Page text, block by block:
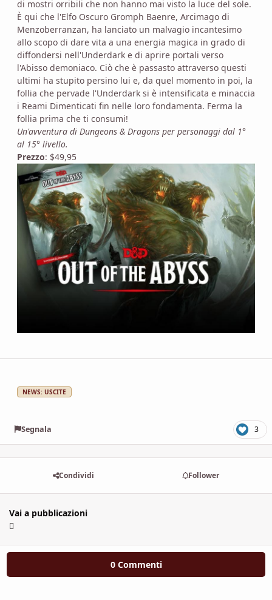
di mostri orribili che non hanno mai visto la luce del sole.
È qui che l'Elfo Oscuro Gromph Baenre, Arcimago di
Menzoberranzan, ha lanciato un malvagio incantesimo
allo scopo di dare vita a una energia magica in grado di
diffondersi nell'Underdark e di aprire portali verso
l'Abisso demoniaco. Ciò che è passasto attraverso questi
ultimi ha stupito persino lui e, da quel momento in poi, la
follia che pervade l'Underdark si è intensificata e minaccia
i Reami Dimenticati fin nelle loro fondamenta. Ferma la
follia prima che ti consumi!
Un'avventura di Dungeons & Dragons per personaggi dal 1°
al 15° livello.
Prezzo: $49,95
NEWS: USCITE
Segnala 3
Condividi Follower
Vai a pubblicazioni
0 Commenti